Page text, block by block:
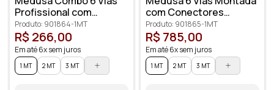
Profissional com
Conectores XLR
Anilhados
Produto: 901864-1MT
R$ 266,00
Em até 6x sem juros
1 MT 2 MT 3 MT
com Conectores
Profissionais
Produto: 901865-1MT
R$ 785,00
Em até 6x sem juros
1 MT 2 MT 3 MT